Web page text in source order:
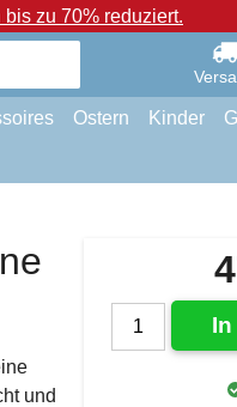
zu 70% reduziert.
Ostern Kinder
und